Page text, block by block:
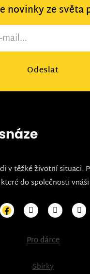
novinky ze světa
Odeslat
v těžké životní situaci.
do společnosti
Pro dárce
Sbírky